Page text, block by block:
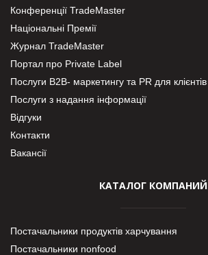
Конференції TradeMaster
Національні Премії
Журнал TradeMaster
Портал про Private Label
Послуги В2В- маркетингу та PR для клієнтів
Послуги з надання інформації
Відгуки
Контакти
Вакансії
КАТАЛОГ КОМПАНИЙ
Постачальники продуктів харчування
Постачальники nonfood